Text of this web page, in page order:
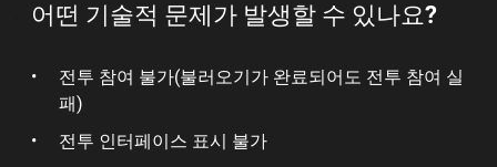
어떤 기술적 문제가 발생할 수 있나요?
전투 참여 불가(불러오기가 완료되어도 전투 참여 실
패)
전투 인터페이스 표시 불가